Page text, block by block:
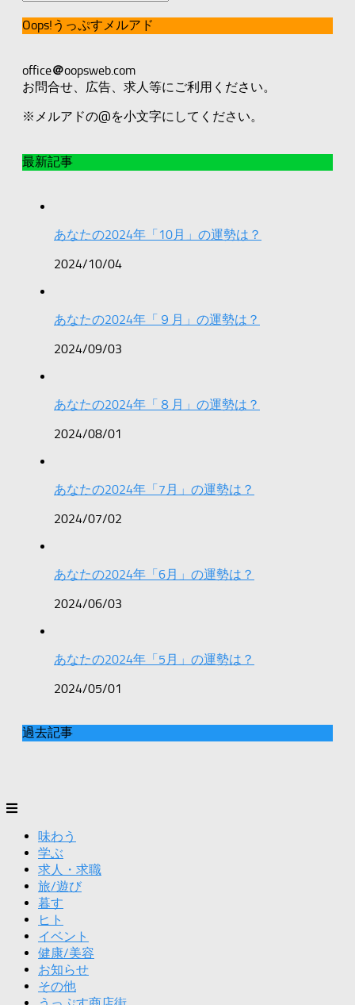
Oops!うっぷすメルアド
office＠oopsweb.com
お問合せ、広告、求人等にご利用ください。
※メルアドの@を小文字にしてください。
最新記事
あなたの2024年「10月」の運勢は？
2024/10/04
あなたの2024年「９月」の運勢は？
2024/09/03
あなたの2024年「８月」の運勢は？
2024/08/01
あなたの2024年「7月」の運勢は？
2024/07/02
あなたの2024年「6月」の運勢は？
2024/06/03
あなたの2024年「5月」の運勢は？
2024/05/01
過去記事
味わう
学ぶ
求人・求職
旅/遊び
暮す
ヒト
イベント
健康/美容
お知らせ
その他